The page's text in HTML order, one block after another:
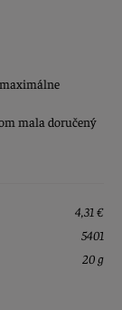
mala doručený
4,31 €
5401
20 g